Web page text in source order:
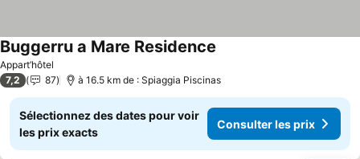
Appart’hôtel
Buggerru a Mare Residence
7,2 87 à 16.5 km de : Spiaggia Piscinas
Sélectionnez des dates pour voir
les prix exacts
Consulter les prix